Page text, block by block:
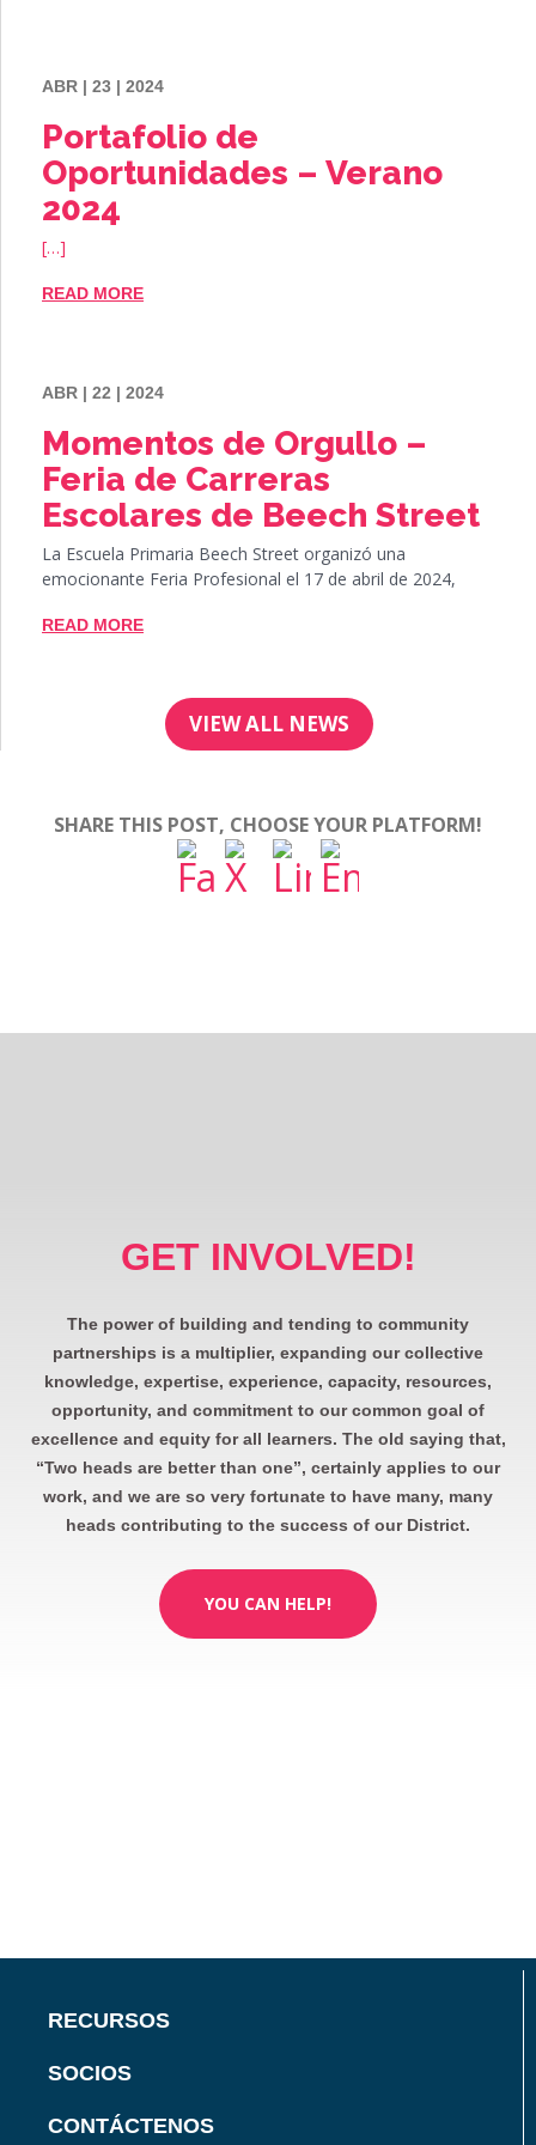
ABR | 23 | 2024
Portafolio de
Oportunidades – Verano
2024
[…]
READ MORE
ABR | 22 | 2024
Momentos de Orgullo –
Feria de Carreras
Escolares de Beech Street
La Escuela Primaria Beech Street organizó una
emocionante Feria Profesional el 17 de abril de 2024,
READ MORE
VIEW ALL NEWS
SHARE THIS POST, CHOOSE YOUR PLATFORM!
GET INVOLVED!
The power of building and tending to community
partnerships is a multiplier, expanding our collective
knowledge, expertise, experience, capacity, resources,
opportunity, and commitment to our common goal of
excellence and equity for all learners. The old saying that,
“Two heads are better than one”, certainly applies to our
work, and we are so very fortunate to have many, many
heads contributing to the success of our District.
YOU CAN HELP!
RECURSOS
SOCIOS
CONTÁCTENOS